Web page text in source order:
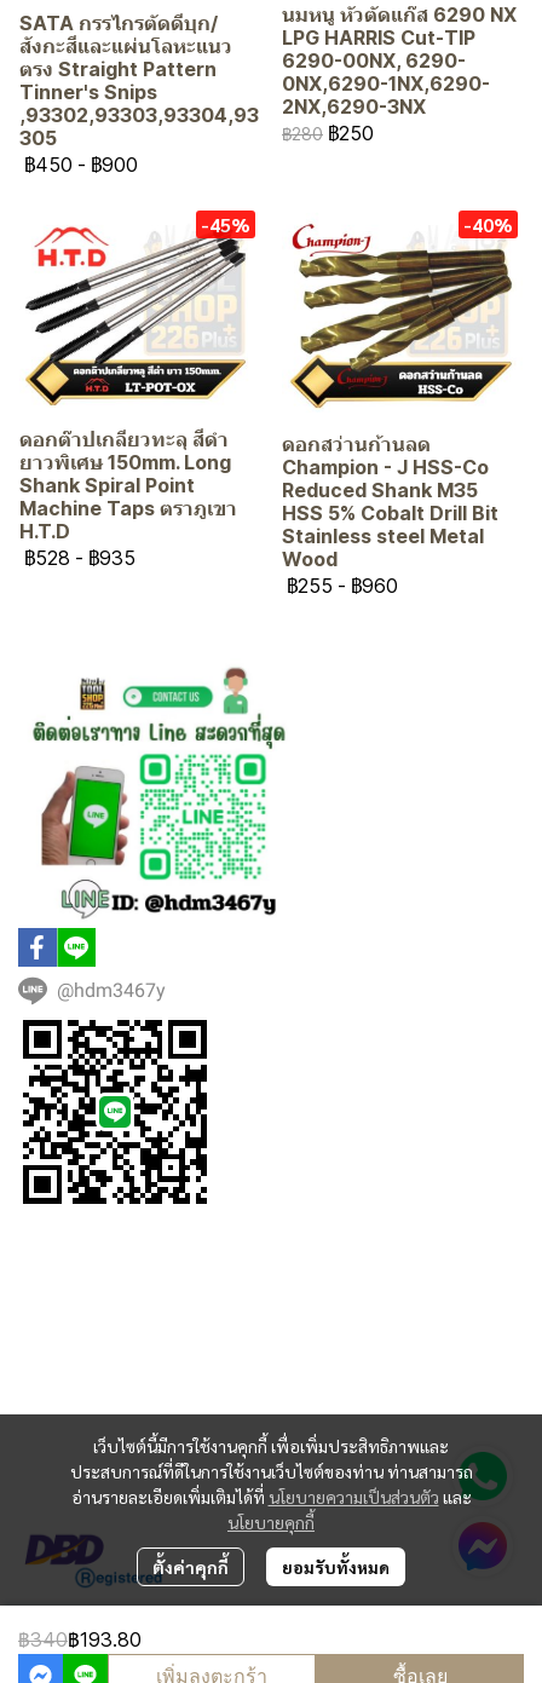
SATA กรรไกรตัดดีบุก/
สังกะสีและแผ่นโลหะแนว
ตรง Straight Pattern
Tinner's Snips
,93302,93303,93304,93
305
฿450 - ฿900
นมหนู หัวตัดแก๊ส 6290 NX
LPG HARRIS Cut-TIP
6290-00NX, 6290-
0NX,6290-1NX,6290-
2NX,6290-3NX
฿280 ฿250
-45%
ดอกต๊าปเกลียวทะลุ สีดำ
ยาวพิเศษ 150mm. Long
Shank Spiral Point
Machine Taps ตราภูเขา
H.T.D
฿528 - ฿935
-40%
ดอกสว่านก้านลด
Champion - J HSS-Co
Reduced Shank M35
HSS 5% Cobalt Drill Bit
Stainless steel Metal
Wood
฿255 - ฿960
฿340฿193.80
เพิ่มลงตะกร้า
ซื้อเลย
เว็บไซต์นี้มีการใช้งานคุกกี้ เพื่อเพิ่มประสิทธิภาพและ
ประสบการณ์ที่ดีในการใช้งานเว็บไซต์ของท่าน ท่านสามารถ
อ่านรายละเอียดเพิ่มเติมได้ที่ นโยบายความเป็นส่วนตัว และ
นโยบายคุกกี้
ตั้งค่าคุกกี้ ยอมรับทั้งหมด
@hdm3467y
Copyright 2024 | All Rights Reserved | Powered by MWE